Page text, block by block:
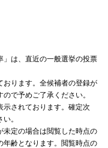
は、直近の一般選挙の投票
ります。全候補者の登録が
で予めご了承ください。
されております。確定次
。
定の場合は閲覧した時点の
年齢となります。閲覧時点の